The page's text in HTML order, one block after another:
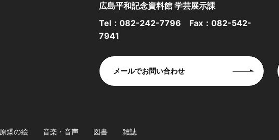
広島平和記念資料館 学芸展示課
Tel： 082-242-7796 Fax：082-542-
7941
メールでお問い合わせ
原爆の絵 音楽・音声 図書 雑誌